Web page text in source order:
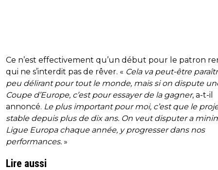
Ce n’est effectivement qu’un début pour le patron
qui ne s’interdit pas de rêver. « Cela va peut-être
peu délirant pour tout le monde, mais si on dispute
Coupe d’Europe, c’est pour essayer de la gagner, a-t-il
annoncé. Le plus important pour moi, c’est que le
stable depuis plus de dix ans. On veut disputer a
Ligue Europa chaque année, y progresser dans nos
performances. »
Lire aussi